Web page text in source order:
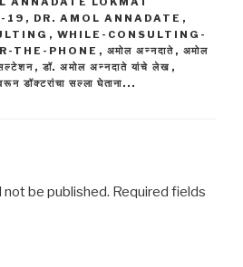
19 , DR. AMOL ANNADATE ,
, WHILE-CONSULTING-
THE-PHONE , अमोल अन्नदाते , अमोल
, डॉ. अमोल अन्नदाते यांचे लेख ,
डॉक्टरांचा सल्ला घेताना...
not be published. Required fields